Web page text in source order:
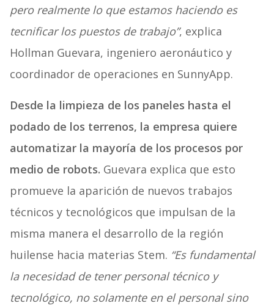
pero realmente lo que estamos haciendo es
tecnificar los puestos de trabajo”, explica
Hollman Guevara, ingeniero aeronáutico y
coordinador de operaciones en SunnyApp.
Desde la limpieza de los paneles hasta el
podado de los terrenos, la empresa quiere
automatizar la mayoría de los procesos por
medio de robots. Guevara explica que esto
promueve la aparición de nuevos trabajos
técnicos y tecnológicos que impulsan de la
misma manera el desarrollo de la región
huilense hacia materias Stem. “Es fundamental
la necesidad de tener personal técnico y
tecnológico, no solamente en el personal sino